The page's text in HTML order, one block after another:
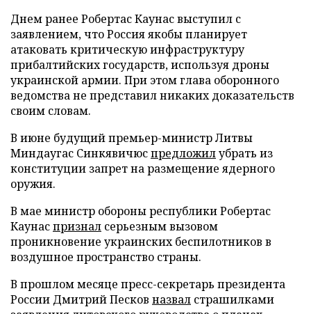
Днем ранее Робертас Каунас выступил с
заявлением, что Россия якобы планирует
атаковать критическую инфраструктуру
прибалтийских государств, используя дроны
украинской армии. При этом глава оборонного
ведомства не представил никаких доказательств
своим словам.
В июне будущий премьер-министр Литвы
Миндаугас Синкявичюспредложилубрать из
конституции запрет на размещение ядерного
оружия.
В мае министр обороны республики Робертас
Каунаспризнал серьезным вызовом
проникновение украинских беспилотников в
воздушное пространство страны.
В прошлом месяце пресс-секретарь президента
России Дмитрий Песков назвал страшилками